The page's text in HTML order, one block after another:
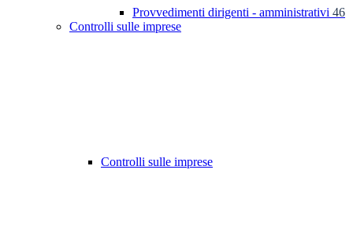
Provvedimenti dirigenti - amministrativi 46
Controlli sulle imprese
Controlli sulle imprese